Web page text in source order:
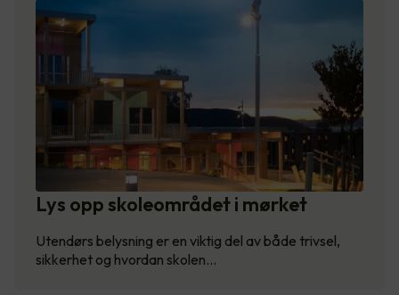
Lys opp skoleområdet i mørket
Utendørs belysning er en viktig del av både trivsel,
sikkerhet og hvordan skolen…